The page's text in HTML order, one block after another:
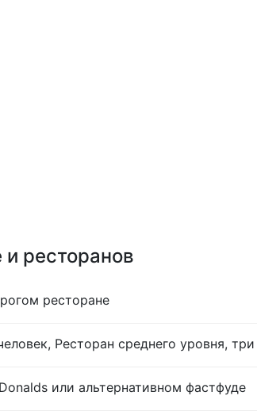
ресторанов
ресторане
Ресторан среднего уровня,
или альтернативном фастфуде